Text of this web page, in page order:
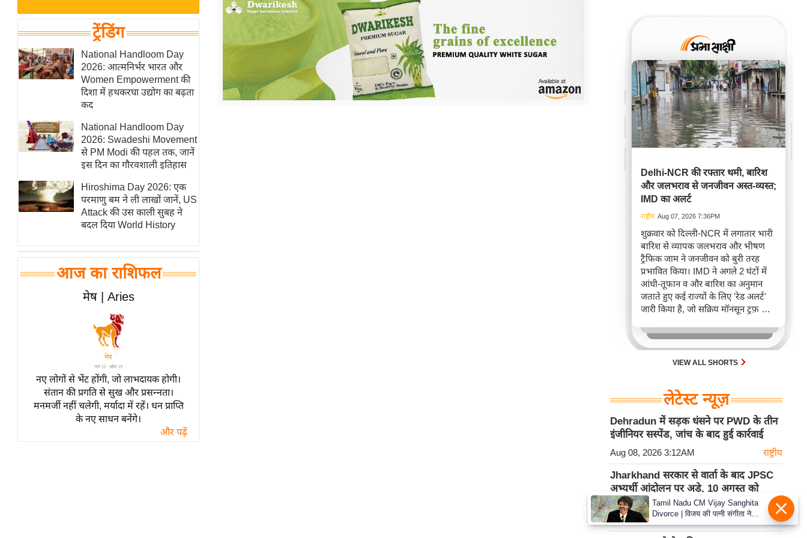
News
Hindi
Videos
खेल
क्रिकेट
IPL
2026
मिसाल बेमिसाल
शख्सियत
यंग इंडिया
साहित्य जगत
ऑटो वर्ल्ड
न्यूज ब्रीफ
बॉलीवुड
हॉलीवुड
फिल्म समीक्षा
लाइफस्टाइल
टेक्नॉलॉजी
ब्यूटी/फैशन
घरेलू नुस्खे
पर्यटन स्थल
फिटनेस मंत्रा
ट्रेंडिंग
National Handloom Day
2026: आत्मनिर्भर भारत और
Women Empowerment की
दिशा में हथकरघा उद्योग का बढ़ता
कद
National Handloom Day
2026: Swadeshi Movement
से PM Modi की पहल तक, जानें
इस दिन का गौरवशाली इतिहास
Hiroshima Day 2026: एक
परमाणु बम ने ली लाखों जानें, US
Attack की उस काली सुबह ने
बदल दिया World History
आज का राशिफल
मेष | Aries
नए लोगों से भेंट होंगी, जो लाभदायक होगी।
संतान की प्रगति से सुख और प्रसन्नता।
मनमर्जी नहीं चलेगी, मर्यादा में रहें। धन प्राप्ति
के नए साधन बनेंगे।
और पढ़ें
Delhi-NCR की रफ्तार थमी, बारिश
और जलभराव से जनजीवन अस्त-व्यस्त;
IMD का अलर्ट
राष्ट्रीय Aug 07, 2026 7:36PM
शुक्रवार को दिल्ली-NCR में लगातार भारी
बारिश से व्यापक जलभराव और भीषण
ट्रैफिक जाम ने जनजीवन को बुरी तरह
प्रभावित किया। IMD ने अगले 2 घंटों में
आंधी-तूफान व और बारिश का अनुमान
जताते हुए कई राज्यों के लिए 'रेड अलर्ट'
जारी किया है, जो सक्रिय मॉनसून ट्रफ़ और
जिससे यातायात बाधित होने के साथ-साथ
सफदरजंग अस्पताल में भी जलभराव की
स्थिति बनी।VIEW ALL SHORTS
लेटेस्ट न्यूज़
Dehradun में सड़क धंसने पर PWD के तीन
इंजीनियर सस्पेंड, जांच के बाद हुई कार्रवाई
Aug 08, 2026 3:12AM राष्ट्रीय
Jharkhand सरकार से वार्ता के बाद JPSC
अभ्यर्थी आंदोलन पर अड़े, 10 अगस्त को
विधानसभा मार्च की चेतावनी
Aug 08, 2026 3:12AM राष्ट्रीय
Tamil Nadu CM Vijay Sanghita
Divorce | विजय की पत्नी संगीता ने
वापस ली तलाक की अर्जी, कोर्ट ने मामले
को किया निपटाया